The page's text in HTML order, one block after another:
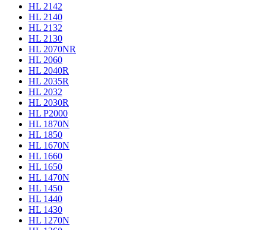
HL 2142
HL 2140
HL 2132
HL 2130
HL 2070NR
HL 2060
HL 2040R
HL 2035R
HL 2032
HL 2030R
HL P2000
HL 1870N
HL 1850
HL 1670N
HL 1660
HL 1650
HL 1470N
HL 1450
HL 1440
HL 1430
HL 1270N